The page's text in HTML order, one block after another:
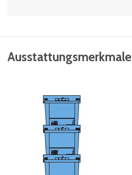
Ausstattungsmerkmale